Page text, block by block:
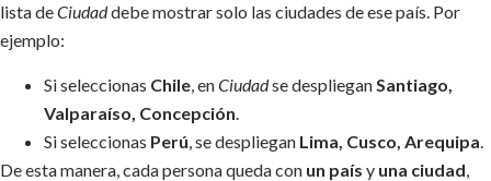
lista deCiudaddebe mostrar solo las ciudades de ese país. Por
ejemplo:
Si seleccionas Chile , enCiudadse despliegan Santiago,
Valparaíso, Concepción
Si seleccionas Perú , se despliegan Lima, Cusco, Arequipa
De esta manera, cada persona queda con un país y una ciudad